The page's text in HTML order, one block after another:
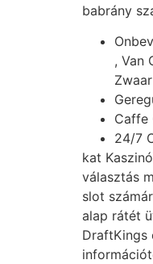
babrány
, Van
Caffe
24/7
kat
választás
slot
alap rátét
DraftKings